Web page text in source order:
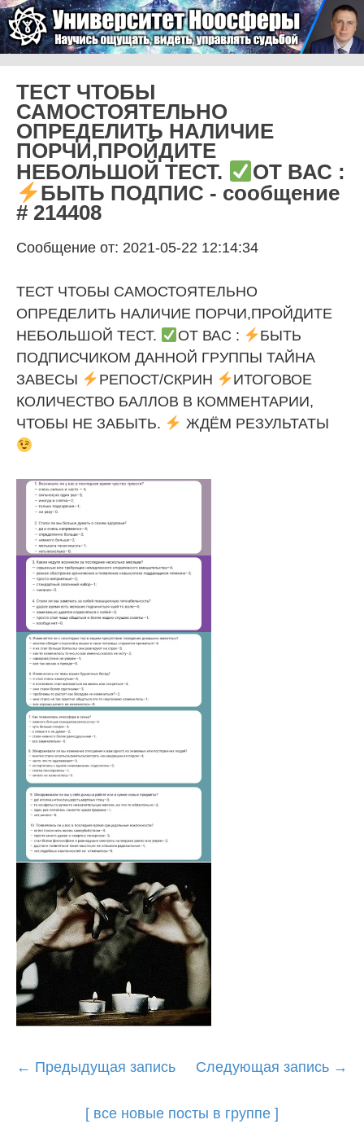
Университет Ноосферы
ТЕСТ ЧТОБЫ
САМОСТОЯТЕЛЬНО
ОПРЕДЕЛИТЬ НАЛИЧИЕ
ПОРЧИ,ПРОЙДИТЕ
НЕБОЛЬШОЙ ТЕСТ.
ОТ ВАС :
БЫТЬ ПОДПИС - сообщение
# 214408
Сообщение от: 2021-05-22 12:14:34
ТЕСТ ЧТОБЫ САМОСТОЯТЕЛЬНО
ОПРЕДЕЛИТЬ НАЛИЧИЕ ПОРЧИ,ПРОЙДИТЕ
НЕБОЛЬШОЙ ТЕСТ.
ОТ ВАС :
БЫТЬ
ПОДПИСЧИКОМ ДАННОЙ ГРУППЫ ТАЙНА
ЗАВЕСЫ
РЕПОСТ/СКРИН
ИТОГОВОЕ
КОЛИЧЕСТВО БАЛЛОВ В КОММЕНТАРИИ,
ЧТОБЫ НЕ ЗАБЫТЬ.
ЖДЁМ РЕЗУЛЬТАТЫ
Post
← Предыдущая запись Следующая запись →
[ все новые посты в группе ]